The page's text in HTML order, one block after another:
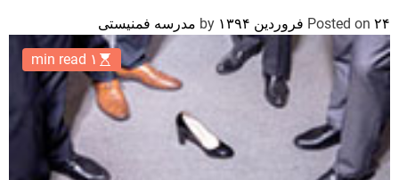
Posted on ۲۴ فروردین ۱۳۹۴ مدرسه فمنیستی
۱ min read